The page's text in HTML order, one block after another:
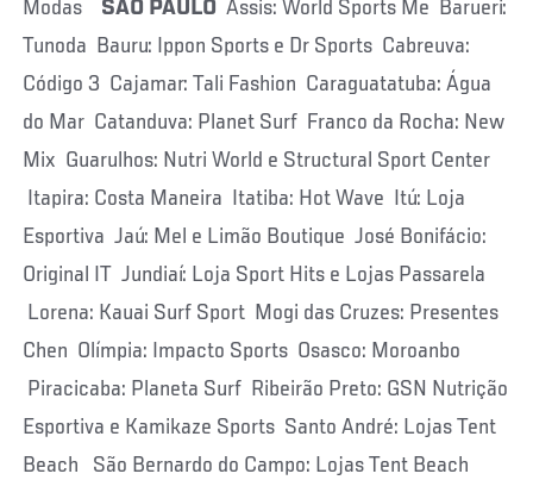
Modas SÃO PAULOAssis: World Sports Me Barueri:
Tunoda Bauru: Ippon Sports e Dr Sports Cabreuva:
Código 3 Cajamar: Tali Fashion Caraguatatuba: Água
do Mar Catanduva: Planet Surf Franco da Rocha: New
Mix Guarulhos: Nutri World e Structural Sport Center
Itapira: Costa Maneira Itatiba: Hot Wave Itú: Loja
Esportiva Jaú: Mel e Limão Boutique José Bonifácio:
Original IT Jundiaí: Loja Sport Hits e Lojas Passarela
Lorena: Kauai Surf Sport Mogi das Cruzes: Presentes
Chen Olímpia: Impacto Sports Osasco: Moroanbo
Piracicaba: Planeta Surf Ribeirão Preto: GSN Nutrição
Esportiva e Kamikaze Sports Santo André: Lojas Tent
Beach São Bernardo do Campo: Lojas Tent Beach